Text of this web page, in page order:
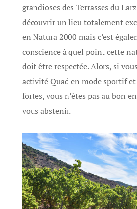
grandioses des Terrasses du
découvrir un lieu totalement
en Natura 2000 mais c’est
conscience à quel point cette
doit être respectée. Alors, si
activité Quad en mode sportif et
fortes, vous n’êtes pas au bon
vous abstenir.